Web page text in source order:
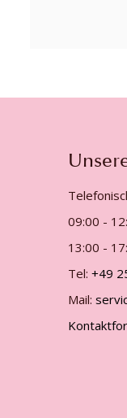
09:00 -
13:00 -
Tel: +49
Mail: